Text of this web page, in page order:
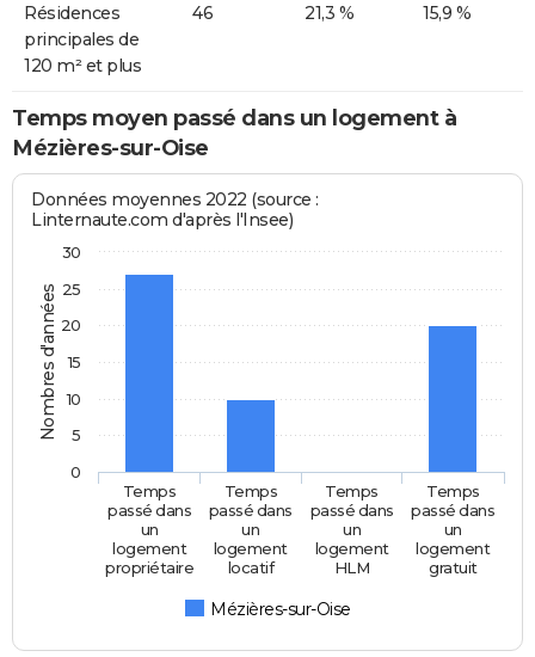
Résidences
principales de
120 m² et plus
46 21,3 % 15,9 %
Temps moyen passé dans un logement à
Mézières-sur-Oise
Nombres d'années
Données moyennes 2022 (source :
Linternaute.com d'après l'Insee)
Mézières-sur-Oise
Temps
passé dans
un
logement
propriétaire
Temps
passé dans
un
logement
locatif
Temps
passé dans
un
logement
HLM
Temps
passé dans
un
logement
gratuit
0
5
10
15
20
25
30